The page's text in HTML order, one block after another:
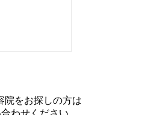
院をお探しの方は
わせください。